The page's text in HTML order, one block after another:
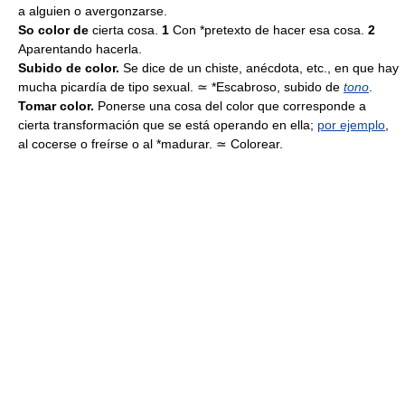
a alguien o avergonzarse.
So color de cierta cosa. 1 Con *pretexto de hacer esa cosa. 2
Aparentando hacerla.
Subido de color. Se dice de un chiste, anécdota, etc., en que hay
mucha picardía de tipo sexual. ≃ *Escabroso, subido de tono
Tomar color. Ponerse una cosa del color que corresponde a
cierta transformación que se está operando en ella; por ejemplo
al cocerse o freírse o al *madurar. ≃ Colorear.